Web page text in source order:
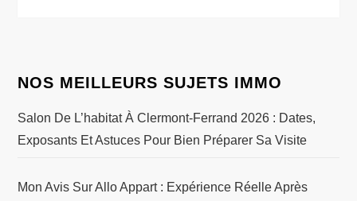
NOS MEILLEURS SUJETS IMMO
Salon De L’habitat À Clermont-Ferrand 2026 : Dates,
Exposants Et Astuces Pour Bien Préparer Sa Visite
Mon Avis Sur Allo Appart : Expérience Réelle Après